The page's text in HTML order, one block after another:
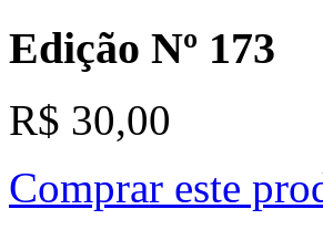
Edição Nº 173
R$ 30,00
Comprar este